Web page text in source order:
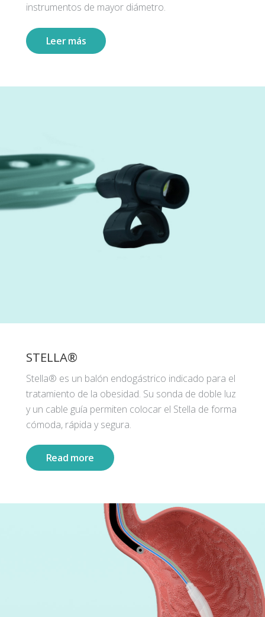
instrumentos de mayor diámetro.
Leer más
STELLA®
Stella® es un balón endogástrico indicado para el
tratamiento de la obesidad. Su sonda de doble luz
y un cable guía permiten colocar el Stella de forma
cómoda, rápida y segura.
Read more